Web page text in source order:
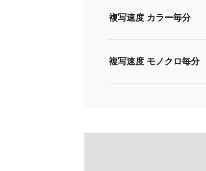
複写速度 カラー毎分
複写速度 モノクロ毎分